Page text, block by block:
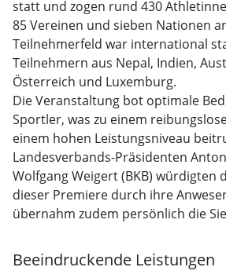
statt und zogen rund 430
85 Vereinen und sieben Nationen
Teilnehmerfeld war international
Teilnehmern aus Nepal, Indien,
Österreich und Luxemburg.
Die Veranstaltung bot optimale
Sportler, was zu einem
einem hohen Leistungsniveau
Landesverbands-Präsidenten
Wolfgang Weigert (BKB) würdigten
dieser Premiere durch ihre
übernahm zudem persönlich die
Beeindruckende Leistungen